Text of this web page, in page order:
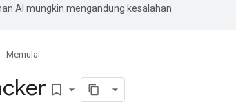
AI mungkin mengandung kesalahan.
Memulai
bookmark_border